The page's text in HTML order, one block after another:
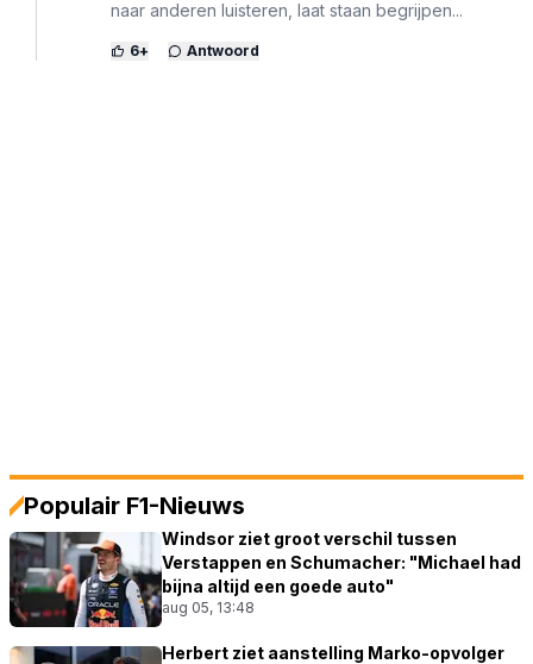
naar anderen luisteren, laat staan begrijpen...
6+ Antwoord
Populair F1-Nieuws
Windsor ziet groot verschil tussen
Verstappen en Schumacher: "Michael had
bijna altijd een goede auto"
aug 05, 13:48
Herbert ziet aanstelling Marko-opvolger